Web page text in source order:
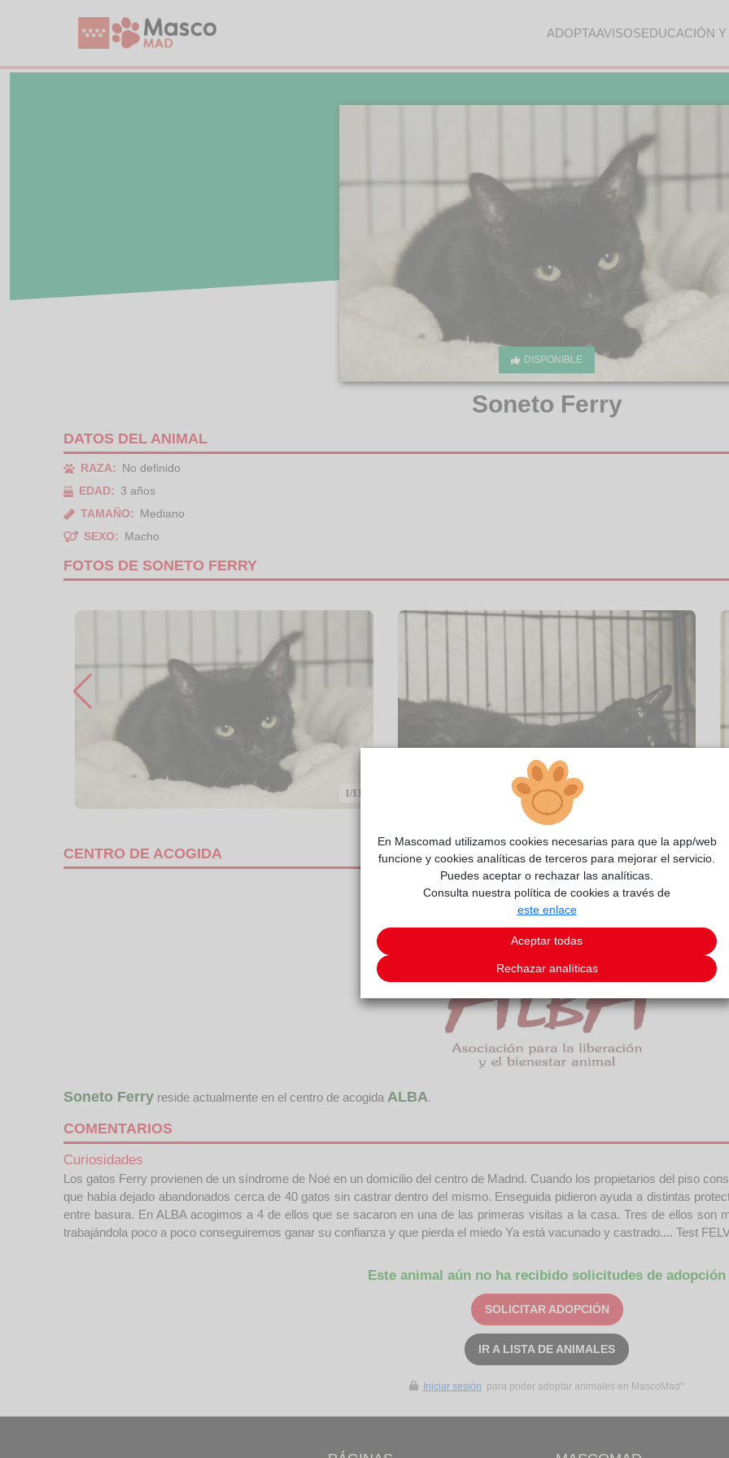
ADOPTAAVISOSEDUCACIÓN
DISPONIBLE
Soneto Ferry
DATOS DEL ANIMAL
RAZA:
No definido
EDAD:
3 años
TAMAÑO:
Mediano
SEXO:
Macho
FOTOS DE SONETO FERRY
1/13
CENTRO DE ACOGIDA
Soneto Ferry reside actualmente en el centro de acogida ALBA.
COMENTARIOS
Curiosidades
Los gatos Ferry provienen de un síndrome de Noé en un domicilio del centro de Madrid. Cuando los propietarios del piso
que había dejado abandonados cerca de 40 gatos sin castrar dentro del mismo. Enseguida pidieron ayuda a distintas
entre basura. En ALBA acogimos a 4 de ellos que se sacaron en una de las primeras visitas a la casa. Tres de ellos
trabajándola poco a poco conseguiremos ganar su confianza y que pierda el miedo Ya está vacunado y castrado.... Test
Este animal aún no ha recibido solicitudes de adopción
SOLICITAR ADOPCIÓN
IR A LISTA DE ANIMALES
Iniciar sesión para poder adoptar animales en MascoMad*
En Mascomad utilizamos cookies necesarias para que la app/web
funcione y cookies analíticas de terceros para mejorar el servicio.
Puedes aceptar o rechazar las analíticas.
Consulta nuestra política de cookies a través de
este enlace
Aceptar todas
Rechazar analíticas